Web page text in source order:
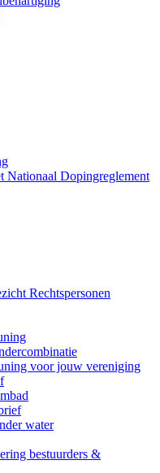
Nationaal Dopingreglement
Rechtspersonen
voor jouw vereniging
water
bestuurders &